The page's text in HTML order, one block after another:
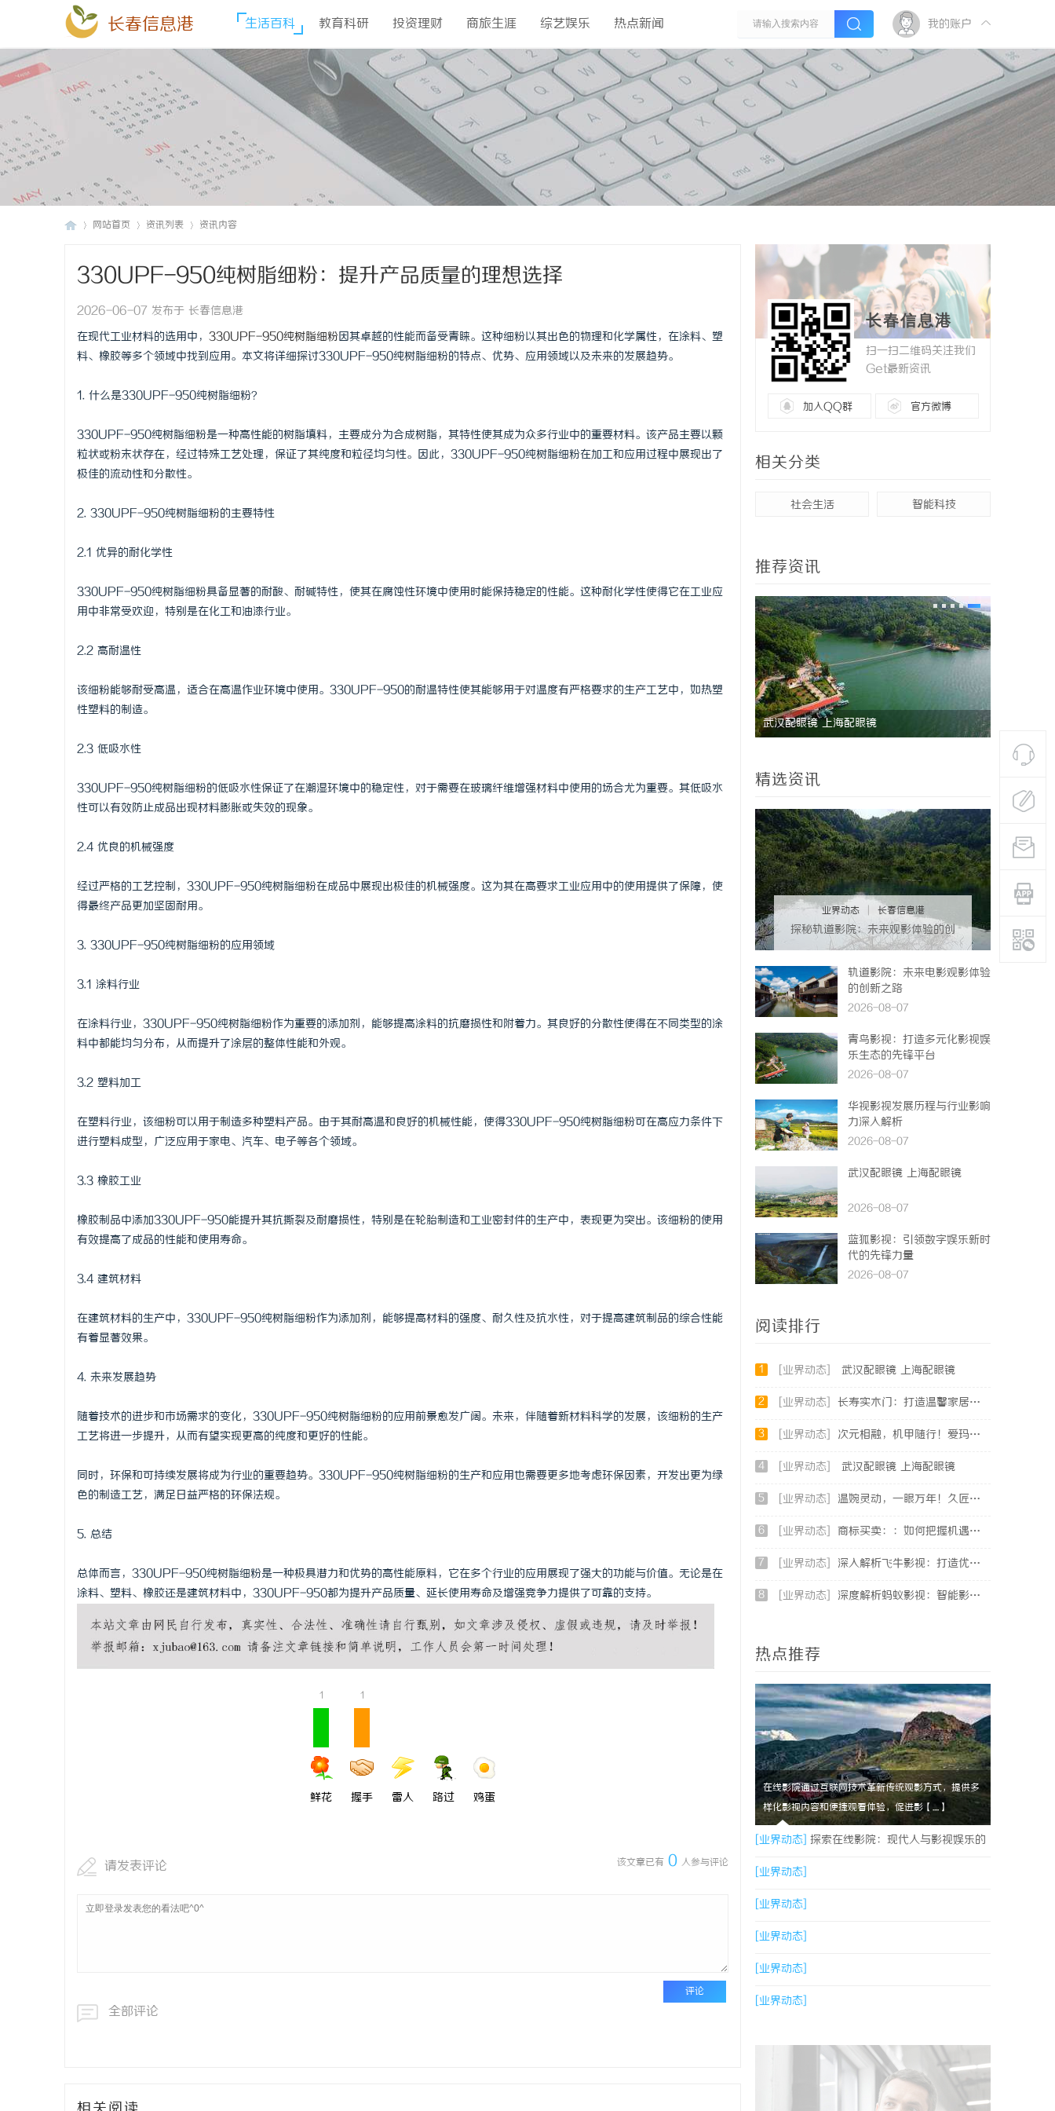
长春信息港 生活百科 教育科研 投资理财 商旅生涯 综艺娱乐 热点新闻 我的账户
网站首页 资讯列表 资讯内容
330UPF-950纯树脂细粉：提升产品质量的理想选择
2026-06-07 发布于 长春信息港
在现代工业材料的选用中， 330UPF-950纯树脂细粉因其卓越的性能而备受青睐。这种细粉以其出色的物理和化学属性，在涂料、塑
料、橡胶等多个领域中找到应用。本文将详细探讨330UPF-950纯树脂细粉的特点、优势、应用领域以及未来的发展趋势。
1. 什么是330UPF-950纯树脂细粉？
330UPF-950纯树脂细粉是一种高性能的树脂填料，主要成分为合成树脂，其特性使其成为众多行业中的重要材料。该产品主要以颗
粒状或粉末状存在，经过特殊工艺处理，保证了其纯度和粒径均匀性。因此，330UPF-950纯树脂细粉在加工和应用过程中展现出了
极佳的流动性和分散性。
2. 330UPF-950纯树脂细粉的主要特性
2.1 优异的耐化学性
330UPF-950纯树脂细粉具备显著的耐酸、耐碱特性，使其在腐蚀性环境中使用时能保持稳定的性能。这种耐化学性使得它在工业应
用中非常受欢迎，特别是在化工和油漆行业。
2.2 高耐温性
该细粉能够耐受高温，适合在高温作业环境中使用。330UPF-950的耐温特性使其能够用于对温度有严格要求的生产工艺中，如热塑
性塑料的制造。
2.3 低吸水性
330UPF-950纯树脂细粉的低吸水性保证了在潮湿环境中的稳定性，对于需要在玻璃纤维增强材料中使用的场合尤为重要。其低吸水
性可以有效防止成品出现材料膨胀或失效的现象。
2.4 优良的机械强度
经过严格的工艺控制，330UPF-950纯树脂细粉在成品中展现出极佳的机械强度。这为其在高要求工业应用中的使用提供了保障，使
得最终产品更加坚固耐用。
3. 330UPF-950纯树脂细粉的应用领域
3.1 涂料行业
在涂料行业，330UPF-950纯树脂细粉作为重要的添加剂，能够提高涂料的抗磨损性和附着力。其良好的分散性使得在不同类型的涂
料中都能均匀分布，从而提升了涂层的整体性能和外观。
3.2 塑料加工
在塑料行业，该细粉可以用于制造多种塑料产品。由于其耐高温和良好的机械性能，使得330UPF-950纯树脂细粉可在高应力条件下
进行塑料成型，广泛应用于家电、汽车、电子等各个领域。
3.3 橡胶工业
橡胶制品中添加330UPF-950能提升其抗撕裂及耐磨损性，特别是在轮胎制造和工业密封件的生产中，表现更为突出。该细粉的使用
有效提高了成品的性能和使用寿命。
3.4 建筑材料
在建筑材料的生产中，330UPF-950纯树脂细粉作为添加剂，能够提高材料的强度、耐久性及抗水性，对于提高建筑制品的综合性能
有着显著效果。
4. 未来发展趋势
随着技术的进步和市场需求的变化，330UPF-950纯树脂细粉的应用前景愈发广阔。未来，伴随着新材料科学的发展，该细粉的生产
工艺将进一步提升，从而有望实现更高的纯度和更好的性能。
同时，环保和可持续发展将成为行业的重要趋势。330UPF-950纯树脂细粉的生产和应用也需要更多地考虑环保因素，开发出更为绿
色的制造工艺，满足日益严格的环保法规。
5. 总结
总体而言，330UPF-950纯树脂细粉是一种极具潜力和优势的高性能原料，它在多个行业的应用展现了强大的功能与价值。无论是在
涂料、塑料、橡胶还是建筑材料中，330UPF-950都为提升产品质量、延长使用寿命及增强竞争力提供了可靠的支持。
1
鲜花
1
握手 雷人 路过 鸡蛋
该文章已有 0 人参与评论
请发表评论
评论
全部评论
长春信息港
扫一扫二维码关注我们
Get最新资讯
加入QQ群 官方微博
相关分类
社会生活 智能科技
推荐资讯
武汉配眼镜 上海配眼镜
精选资讯
业界动态 长春信息港
探秘轨道影院：未来观影体验的创
新之路
轨道影院：未来电影观影体验
的创新之路
2026-08-07
青鸟影视：打造多元化影视娱
乐生态的先锋平台
2026-08-07
华视影视发展历程与行业影响
力深入解析
2026-08-07
武汉配眼镜 上海配眼镜
2026-08-07
蓝狐影视：引领数字娱乐新时
代的先锋力量
2026-08-07
阅读排行
1 [业界动态] 武汉配眼镜 上海配眼镜
2 [业界动态] 长寿实木门：打造温馨家居环境的理想之选
3 [业界动态] 次元相融，机甲随行！爱玛黑翼S360电竞版焕新登场
4 [业界动态] 武汉配眼镜 上海配眼镜
5 [业界动态] 温婉灵动，一眼万年！久匠量身定制的眉眼唇，才是你整张脸的点睛之笔！淡颜系女生的气质加分项
6 [业界动态] 商标买卖：：如何把握机遇与规避风险
7 [业界动态] 深入解析飞牛影视：打造优质影视体验的先锋平台
8 [业界动态] 深度解析蚂蚁影视：智能影视平台的未来趋势与优势
热点推荐
在线影院通过互联网技术革新传统观影方式，提供多
样化影视内容和便捷观看体验，促进影【....】
[业界动态] 探索在线影院：现代人与影视娱乐的
数字连接之道
[业界动态]
[业界动态]
[业界动态]
[业界动态]
[业界动态]